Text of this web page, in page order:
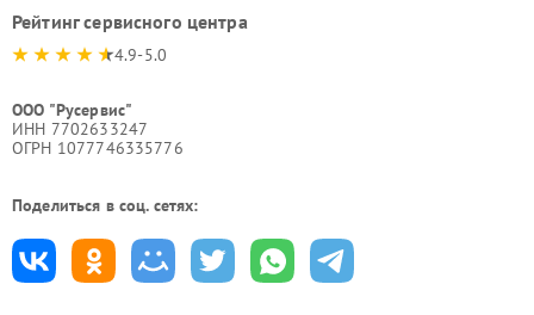
Рейтинг сервисного центра
4.9-5.0
ООО "Русервис"
ИНН 7702633247
ОГРН 1077746335776
Поделиться в соц. сетях: